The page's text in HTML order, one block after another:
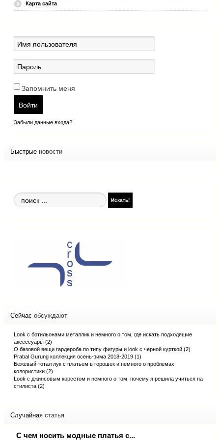
Карта сайта
Запомнить меня
Войти
Забыли данные входа?
Быстрые новости
Поиск
по
Искать!
Сейчас обсуждают
Look с ботильонами металлик и немного о том, где искать подходящие
аксессуары (2)
О базовой вещи гардероба по типу фигуры и look с черной курткой (2)
Prabal Gurung коллекция осень-зима 2018-2019 (1)
Бежевый тотал лук с платьем в горошек и немного о проблемах
колористики (2)
Look с джинсовым корсетом и немного о том, почему я решила учиться на
стилиста (2)
Случайная статья
С чем носить модные платья с...